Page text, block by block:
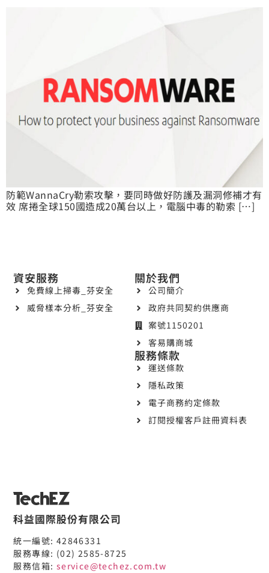
防範WannaCry勒索攻擊，要同時做好防護及漏洞修補才有
效 席捲全球150國造成20萬台以上，電腦中毒的勒索 […]
科益國際股份有限公司
統一編號: 42846331
服務專線: (02) 2585-8725
服務信箱: service@techez.com.tw
關於我們
公司簡介
政府共同契約供應商
案號1150201
客易購商城
資安服務
免費線上掃毒_芬安全
威脅樣本分析_芬安全
服務條款
運送條款
隱私政策
電子商務約定條款
訂閱授權客戶註冊資料表